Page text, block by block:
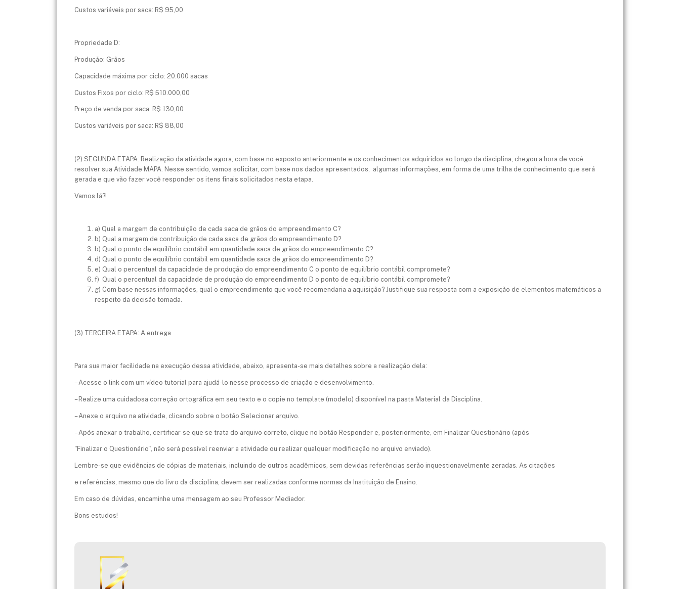
Custos variáveis por saca: R$ 95,00
Propriedade D:
Produção: Grãos
Capacidade máxima por ciclo: 20.000 sacas
Custos Fixos por ciclo: R$ 510.000,00
Preço de venda por saca: R$ 130,00
Custos variáveis por saca: R$ 88,00
(2) SEGUNDA ETAPA: Realização da atividade agora, com base no exposto anteriormente e os conhecimentos adquiridos ao longo da disciplina, chegou a hora de você
resolver sua Atividade MAPA. Nesse sentido, vamos solicitar, com base nos dados apresentados, algumas informações, em forma de uma trilha de conhecimento que será
gerada e que vão fazer você responder os itens finais solicitados nesta etapa.
Vamos lá?!
a) Qual a margem de contribuição de cada saca de grãos do empreendimento C?
b) Qual a margem de contribuição de cada saca de grãos do empreendimento D?
b) Qual o ponto de equilíbrio contábil em quantidade saca de grãos do empreendimento C?
d) Qual o ponto de equilíbrio contábil em quantidade saca de grãos do empreendimento D?
e) Qual o percentual da capacidade de produção do empreendimento C o ponto de equilíbrio contábil compromete?
f) Qual o percentual da capacidade de produção do empreendimento D o ponto de equilíbrio contábil compromete?
g) Com base nessas informações, qual o empreendimento que você recomendaria a aquisição? Justifique sua resposta com a exposição de elementos matemáticos a
respeito da decisão tomada.
(3) TERCEIRA ETAPA: A entrega
Para sua maior facilidade na execução dessa atividade, abaixo, apresenta-se mais detalhes sobre a realização dela:
– Acesse o link com um vídeo tutorial para ajudá-lo nesse processo de criação e desenvolvimento.
– Realize uma cuidadosa correção ortográfica em seu texto e o copie no template (modelo) disponível na pasta Material da Disciplina.
– Anexe o arquivo na atividade, clicando sobre o botão Selecionar arquivo.
– Após anexar o trabalho, certificar-se que se trata do arquivo correto, clique no botão Responder e, posteriormente, em Finalizar Questionário (após
"Finalizar o Questionário", não será possível reenviar a atividade ou realizar qualquer modificação no arquivo enviado).
Lembre-se que evidências de cópias de materiais, incluindo de outros acadêmicos, sem devidas referências serão inquestionavelmente zeradas. As citações
e referências, mesmo que do livro da disciplina, devem ser realizadas conforme normas da Instituição de Ensino.
Em caso de dúvidas, encaminhe uma mensagem ao seu Professor Mediador.
Bons estudos!